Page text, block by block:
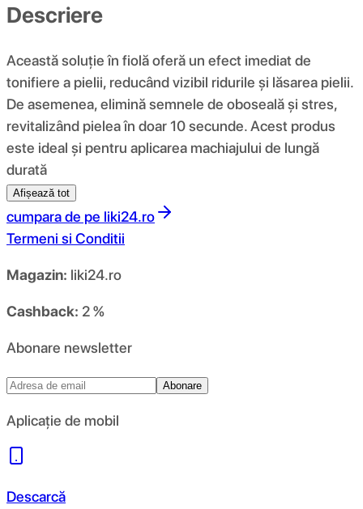
Descriere
Această soluție în fiolă oferă un efect imediat de
tonifiere a pielii, reducând vizibil ridurile și lăsarea pielii.
De asemenea, elimină semnele de oboseală și stres,
revitalizând pielea în doar 10 secunde. Acest produs
este ideal și pentru aplicarea machiajului de lungă
durată
Afișează tot
cumpara de pe liki24.ro
Termeni si Conditii
Magazin: liki24.ro
Cashback: 2 %
Abonare newsletter
Abonare
Aplicație de mobil
Descarcă